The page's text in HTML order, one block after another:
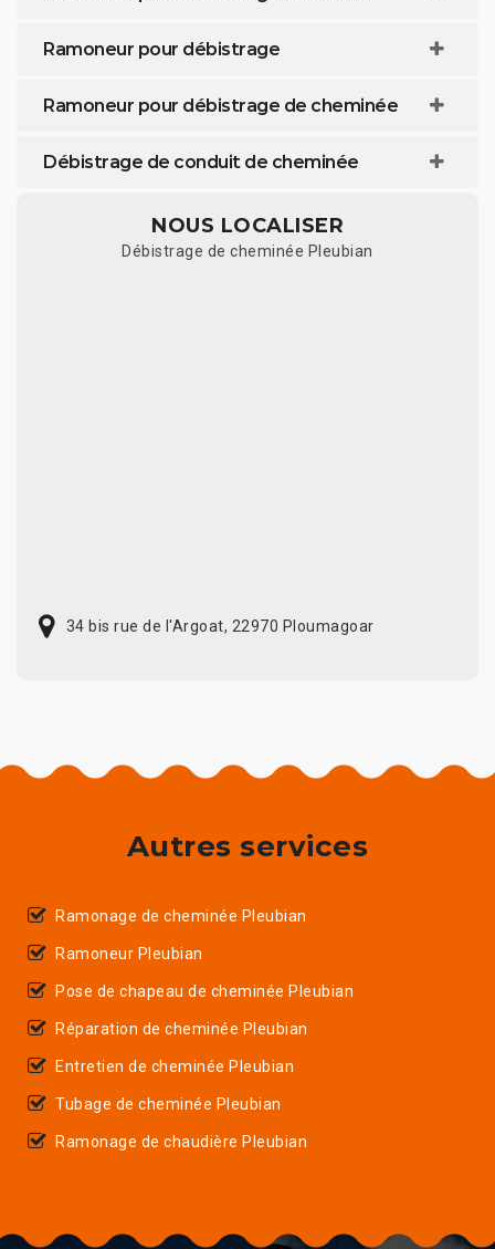
Ramoneur pour débistrage
Ramoneur pour débistrage de cheminée
Débistrage de conduit de cheminée
NOUS LOCALISER
Débistrage de cheminée Pleubian
34 bis rue de l'Argoat, 22970 Ploumagoar
Autres services
Ramonage de cheminée Pleubian
Ramoneur Pleubian
Pose de chapeau de cheminée Pleubian
Réparation de cheminée Pleubian
Entretien de cheminée Pleubian
Tubage de cheminée Pleubian
Ramonage de chaudière Pleubian